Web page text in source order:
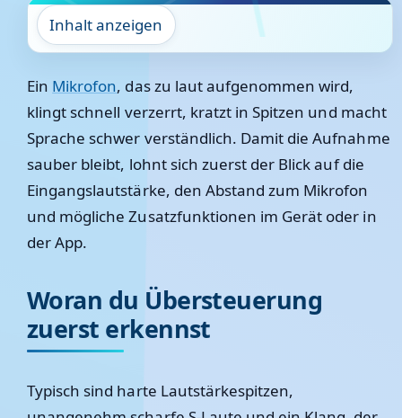
Inhalt anzeigen
Ein Mikrofon, das zu laut aufgenommen wird,
klingt schnell verzerrt, kratzt in Spitzen und macht
Sprache schwer verständlich. Damit die Aufnahme
sauber bleibt, lohnt sich zuerst der Blick auf die
Eingangslautstärke, den Abstand zum Mikrofon
und mögliche Zusatzfunktionen im Gerät oder in
der App.
Woran du Übersteuerung
zuerst erkennst
Typisch sind harte Lautstärkespitzen,